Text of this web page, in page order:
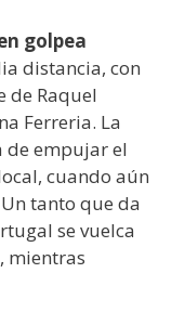
golpea
distancia, con
de Raquel
Ferreria. La
de empujar el
cuando aún
tanto que da
se vuelca
mientras